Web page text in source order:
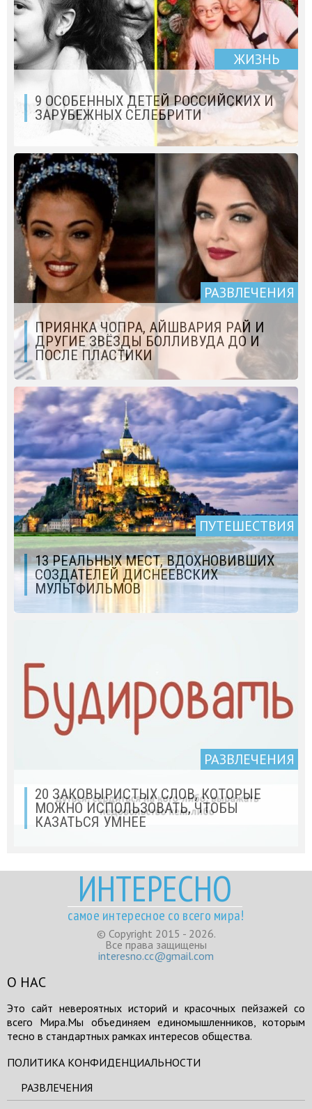
ЖИЗНЬ
9 ОСОБЕННЫХ ДЕТЕЙ РОССИЙСКИХ И
ЗАРУБЕЖНЫХ СЕЛЕБРИТИ
РАЗВЛЕЧЕНИЯ
ПРИЯНКА ЧОПРА, АЙШВАРИЯ РАЙ И
ДРУГИЕ ЗВЁЗДЫ БОЛЛИВУДА ДО И
ПОСЛЕ ПЛАСТИКИ
ПУТЕШЕСТВИЯ
13 РЕАЛЬНЫХ МЕСТ, ВДОХНОВИВШИХ
СОЗДАТЕЛЕЙ ДИСНЕЕВСКИХ
МУЛЬТФИЛЬМОВ
РАЗВЛЕЧЕНИЯ
20 ЗАКОВЫРИСТЫХ СЛОВ, КОТОРЫЕ
МОЖНО ИСПОЛЬЗОВАТЬ, ЧТОБЫ
КАЗАТЬСЯ УМНЕЕ
ИНТЕРЕСНО
самое интересное со всего мира!
© Copyright 2015 - 2026.
Все права защищены
interesno.cc@gmail.com
О НАС
Это сайт невероятных историй и красочных пейзажей со
всего Мира.Мы объединяем единомышленников, которым
тесно в стандартных рамках интересов общества.
ПОЛИТИКА КОНФИДЕНЦИАЛЬНОСТИ
РАЗВЛЕЧЕНИЯ